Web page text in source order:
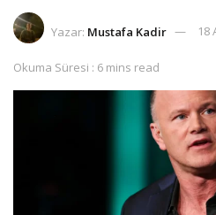
Yazar: Mustafa Kadir 18
Okuma Süresi : 6 mins read